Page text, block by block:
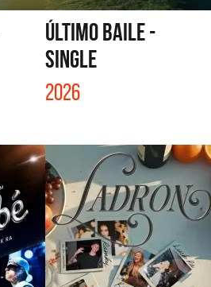
ÚLTIMO BAILE -
SINGLE
2026